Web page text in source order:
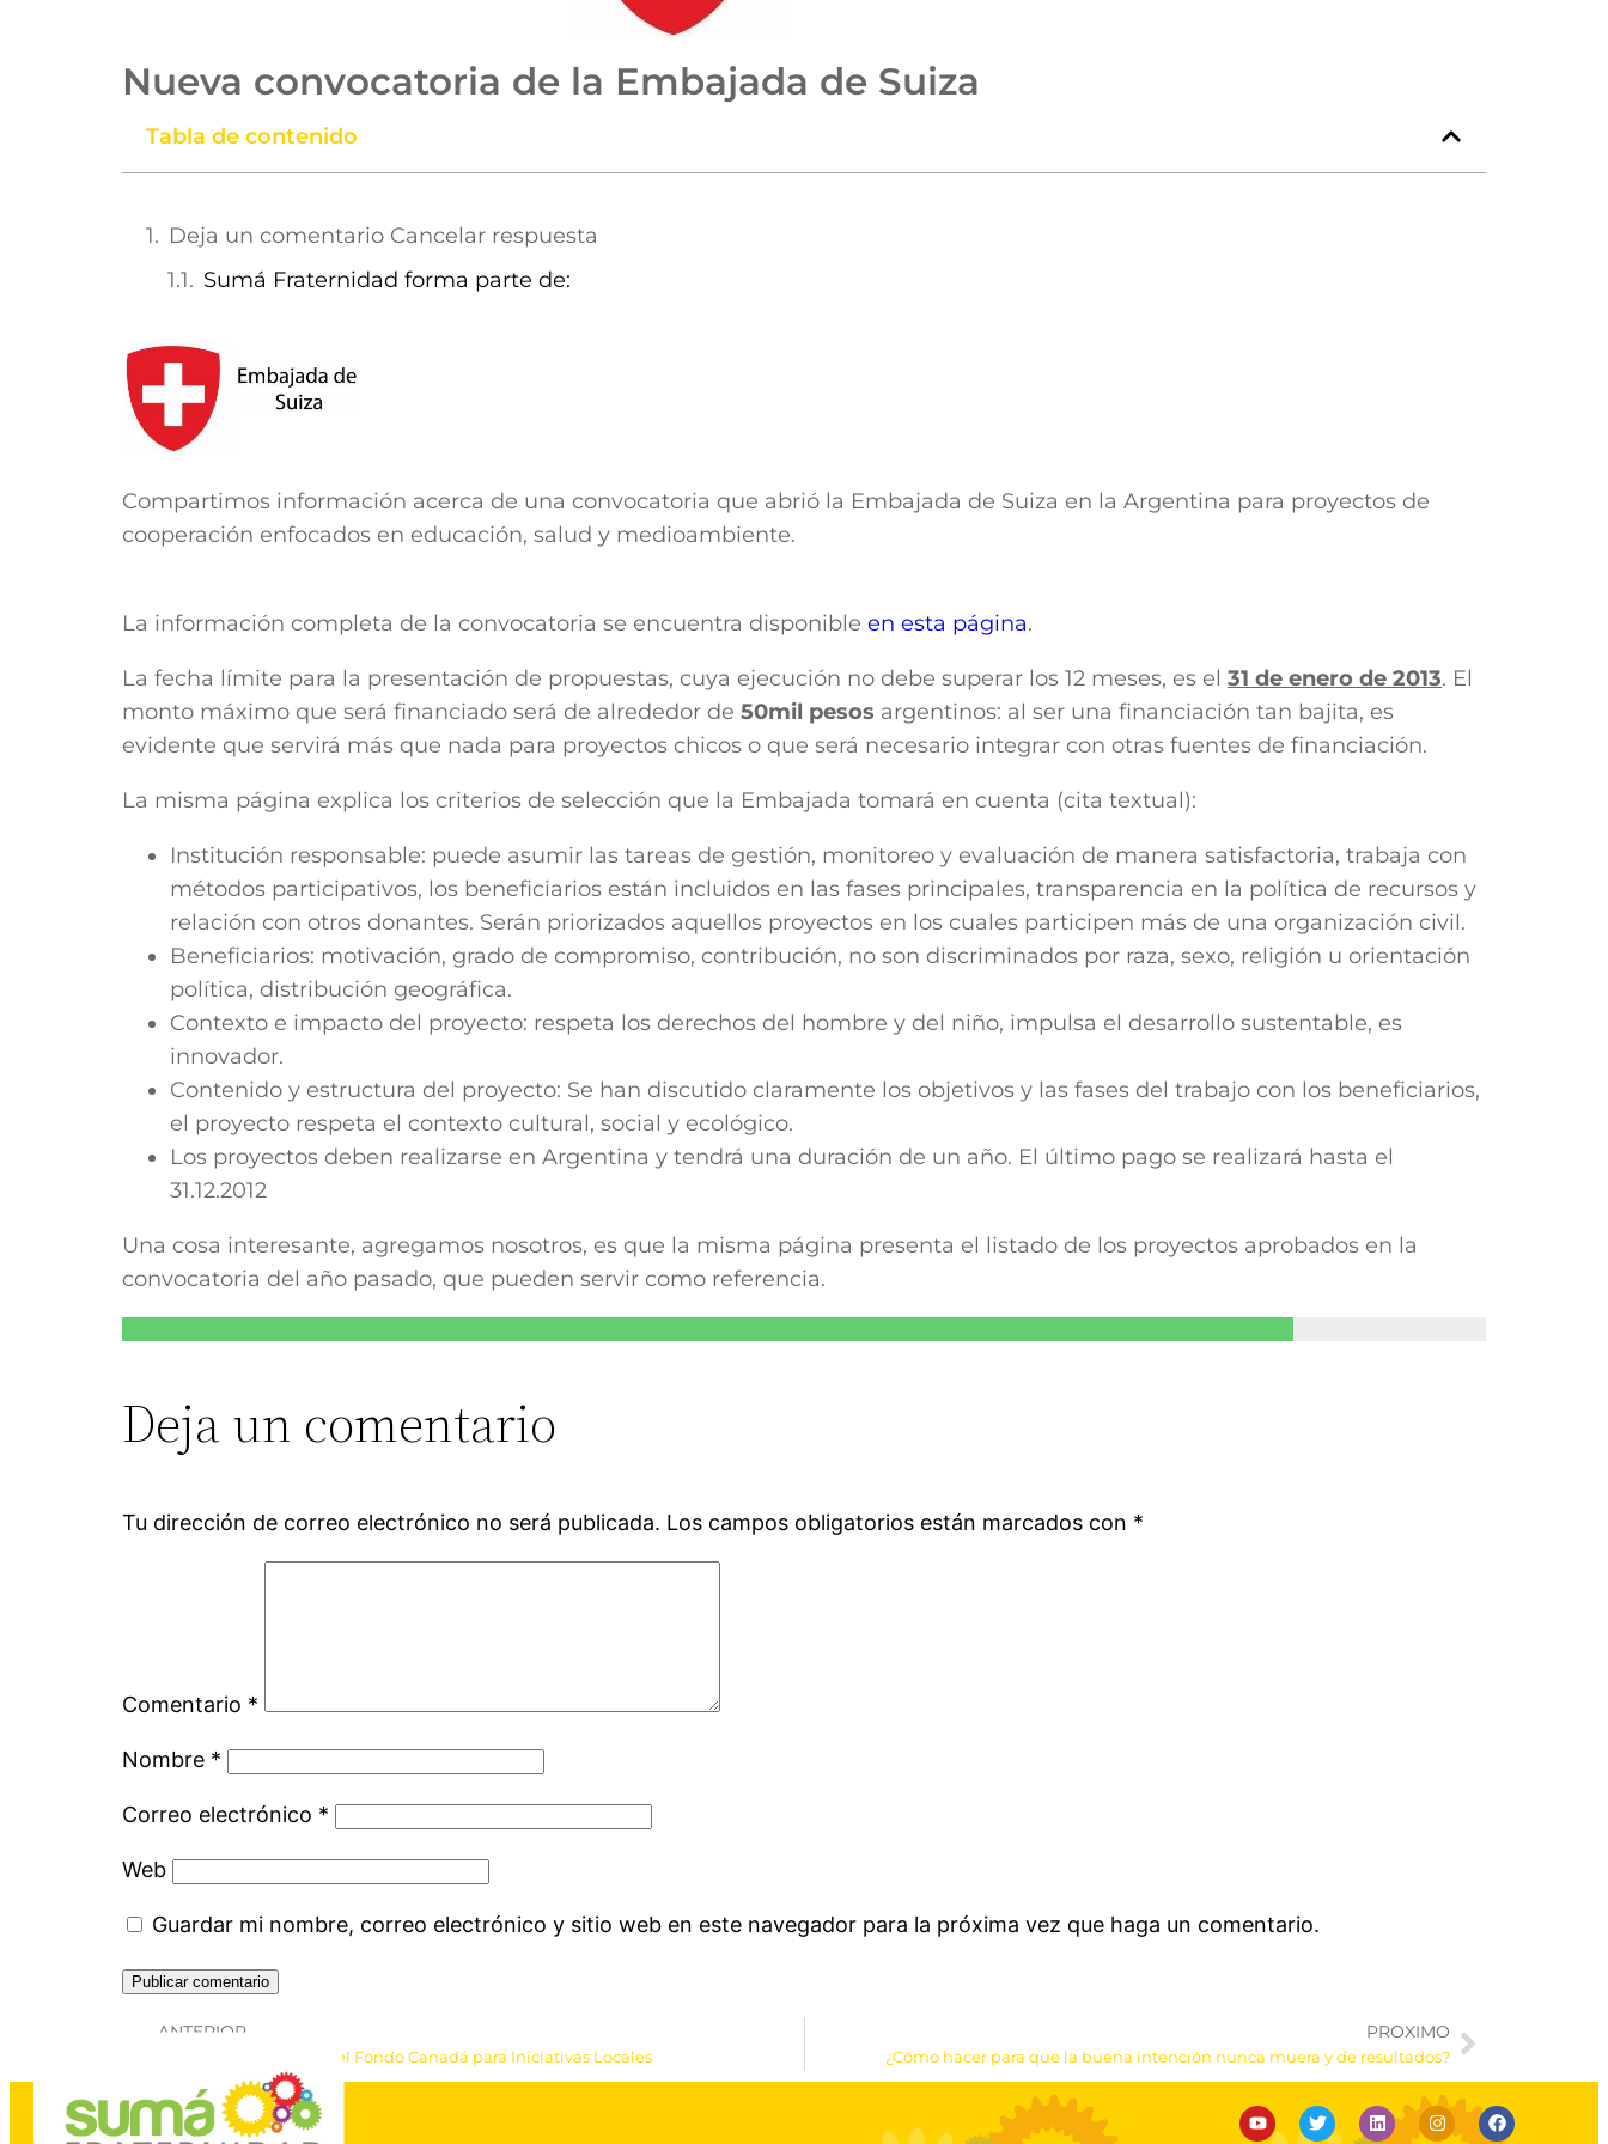
Nueva convocatoria de la Embajada de Suiza
Tabla de contenido
Deja un comentario Cancelar respuesta
Sumá Fraternidad forma parte de:
Compartimos información acerca de una convocatoria que abrió la Embajada de Suiza en la Argentina para proyectos de
cooperación enfocados en educación, salud y medioambiente.
La información completa de la convocatoria se encuentra disponible en esta página.
La fecha límite para la presentación de propuestas, cuya ejecución no debe superar los 12 meses, es el 31 de enero de 2013. El
monto máximo que será financiado será de alrededor de 50mil pesos argentinos: al ser una financiación tan bajita, es
evidente que servirá más que nada para proyectos chicos o que será necesario integrar con otras fuentes de financiación.
La misma página explica los criterios de selección que la Embajada tomará en cuenta (cita textual):
Institución responsable: puede asumir las tareas de gestión, monitoreo y evaluación de manera satisfactoria, trabaja con
métodos participativos, los beneficiarios están incluidos en las fases principales, transparencia en la política de recursos y
relación con otros donantes. Serán priorizados aquellos proyectos en los cuales participen más de una organización civil.
Beneficiarios: motivación, grado de compromiso, contribución, no son discriminados por raza, sexo, religión u orientación
política, distribución geográfica.
Contexto e impacto del proyecto: respeta los derechos del hombre y del niño, impulsa el desarrollo sustentable, es
innovador.
Contenido y estructura del proyecto: Se han discutido claramente los objetivos y las fases del trabajo con los beneficiarios,
el proyecto respeta el contexto cultural, social y ecológico.
Los proyectos deben realizarse en Argentina y tendrá una duración de un año. El último pago se realizará hasta el
31.12.2012
Una cosa interesante, agregamos nosotros, es que la misma página presenta el listado de los proyectos aprobados en la
convocatoria del año pasado, que pueden servir como referencia.
Deja un comentario
Tu dirección de correo electrónico no será publicada. Los campos obligatorios están marcados con *
Comentario *
Nombre *
Correo electrónico *
Web
Guardar mi nombre, correo electrónico y sitio web en este navegador para la próxima vez que haga un comentario.
ANTERIOR
Proyectos Ganadores del Fondo Canadá para Iniciativas Locales
PROXIMO
¿Cómo hacer para que la buena intención nunca muera y de resultados?